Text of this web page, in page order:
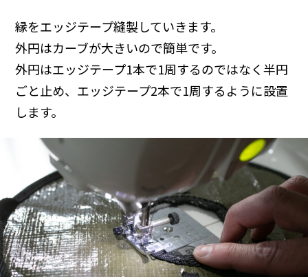
縁をエッジテープ縫製していきます。
外円はカーブが大きいので簡単です。
外円はエッジテープ1本で1周するのではなく半円
ごと止め、エッジテープ2本で1周するように設置
します。